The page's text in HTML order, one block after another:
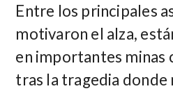
Entre los principales
motivaron el alza,
en importantes minas
tras la tragedia donde